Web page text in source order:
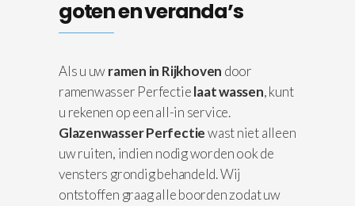
goten en veranda’s
Als u uwramen in Rijkhoven door
ramenwasser Perfectielaat wassen, kunt
u rekenen op een all-in service.
Glazenwasser Perfectiewast niet alleen
uw ruiten, indien nodig worden ook de
vensters grondig behandeld. Wij
ontstoffen graag alle boorden zodat uw